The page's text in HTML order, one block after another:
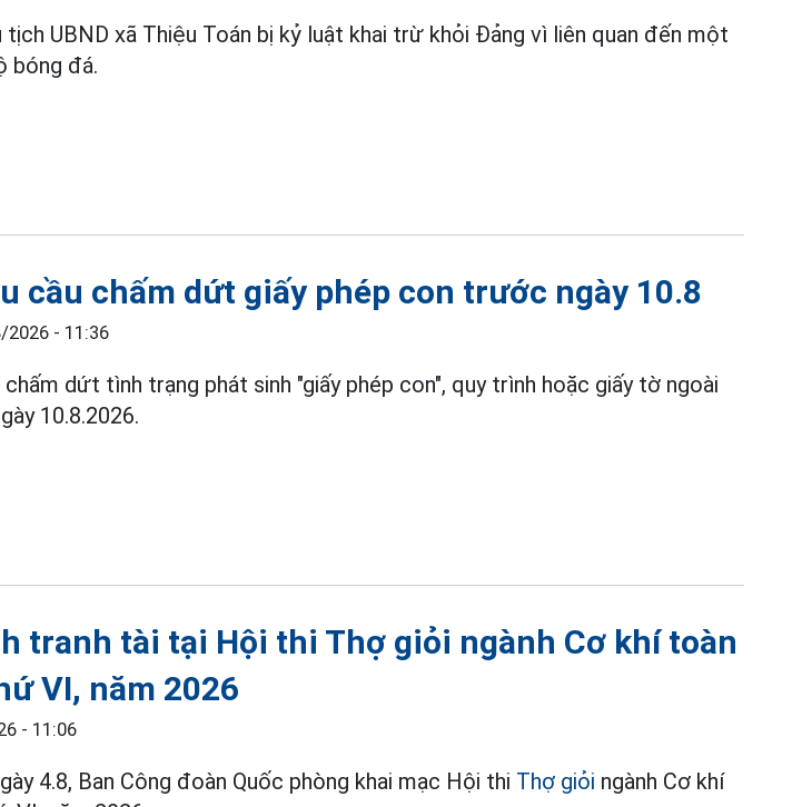
tịch UBND xã Thiệu Toán bị kỷ luật khai trừ khỏi Đảng vì liên quan đến một
bóng đá.
cầu chấm dứt giấy phép con trước ngày 10.8
2026 - 11:36
chấm dứt tình trạng phát sinh "giấy phép con", quy trình hoặc giấy tờ ngoài
10.8.2026.
tranh tài tại Hội thi Thợ giỏi ngành Cơ khí toàn
VI, năm 2026
- 11:06
4.8, Ban Công đoàn Quốc phòng khai mạc Hội thi Thợ giỏi ngành Cơ khí